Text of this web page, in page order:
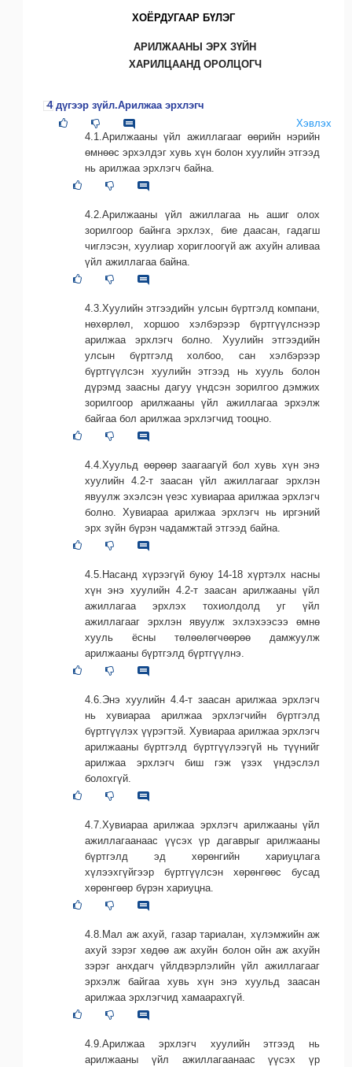
ХОЁРДУГААР БҮЛЭГ
АРИЛЖААНЫ ЭРХ ЗҮЙН
ХАРИЛЦААНД ОРОЛЦОГЧ
4 дүгээр зүйл.Арилжаа эрхлэгч
Хэвлэх
4.1.Арилжааны үйл ажиллагааг өөрийн нэрийн
өмнөөс эрхэлдэг хувь хүн болон хуулийн этгээд
нь арилжаа эрхлэгч байна.
4.2.Арилжааны үйл ажиллагаа нь ашиг олох
зорилгоор байнга эрхлэх, бие даасан, гадагш
чиглэсэн, хуулиар хориглоогүй аж ахуйн аливаа
үйл ажиллагаа байна.
4.3.Хуулийн этгээдийн улсын бүртгэлд компани,
нөхөрлөл, хоршоо хэлбэрээр бүртгүүлснээр
арилжаа эрхлэгч болно. Хуулийн этгээдийн
улсын бүртгэлд холбоо, сан хэлбэрээр
бүртгүүлсэн хуулийн этгээд нь хууль болон
дүрэмд заасны дагуу үндсэн зорилгоо дэмжих
зорилгоор арилжааны үйл ажиллагаа эрхэлж
байгаа бол арилжаа эрхлэгчид тооцно.
4.4.Хуульд өөрөөр заагаагүй бол хувь хүн энэ
хуулийн 4.2-т заасан үйл ажиллагааг эрхлэн
явуулж эхэлсэн үеэс хувиараа арилжаа эрхлэгч
болно. Хувиараа арилжаа эрхлэгч нь иргэний
эрх зүйн бүрэн чадамжтай этгээд байна.
4.5.Насанд хүрээгүй буюу 14-18 хүртэлх насны
хүн энэ хуулийн 4.2-т заасан арилжааны үйл
ажиллагаа эрхлэх тохиолдолд уг үйл
ажиллагааг эрхлэн явуулж эхлэхээсээ өмнө
хууль ёсны төлөөлөгчөөрөө дамжуулж
арилжааны бүртгэлд бүртгүүлнэ.
4.6.Энэ хуулийн 4.4-т заасан арилжаа эрхлэгч
нь хувиараа арилжаа эрхлэгчийн бүртгэлд
бүртгүүлэх үүрэгтэй. Хувиараа арилжаа эрхлэгч
арилжааны бүртгэлд бүртгүүлээгүй нь түүнийг
арилжаа эрхлэгч биш гэж үзэх үндэслэл
болохгүй.
4.7.Хувиараа арилжаа эрхлэгч арилжааны үйл
ажиллагаанаас үүсэх үр дагаврыг арилжааны
бүртгэлд эд хөрөнгийн хариуцлага
хүлээхгүйгээр бүртгүүлсэн хөрөнгөөс бусад
хөрөнгөөр бүрэн хариуцна.
4.8.Мал аж ахуй, газар тариалан, хүлэмжийн аж
ахуй зэрэг хөдөө аж ахуйн болон ойн аж ахуйн
зэрэг анхдагч үйлдвэрлэлийн үйл ажиллагааг
эрхэлж байгаа хувь хүн энэ хуульд заасан
арилжаа эрхлэгчид хамаарахгүй.
4.9.Арилжаа эрхлэгч хуулийн этгээд нь
арилжааны үйл ажиллагаанаас үүсэх үр